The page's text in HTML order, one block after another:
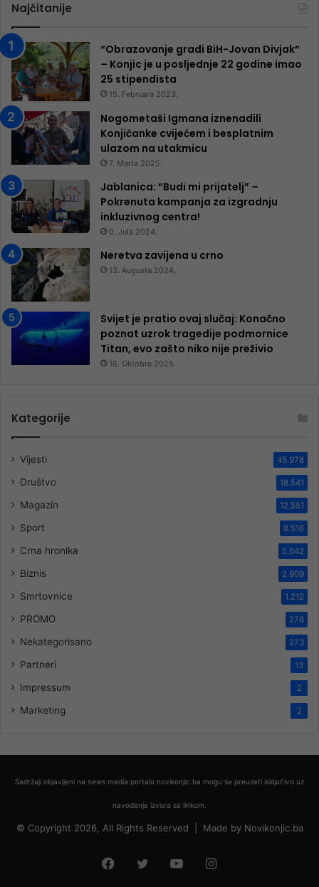
Najčitanije
“Obrazovanje gradi BiH-Jovan Divjak“
– Konjic je u posljednje 22 godine imao
25 ​​stipendista
15. Februara 2023.
Nogometaši Igmana iznenadili
Konjičanke cvijećem i besplatnim
ulazom na utakmicu
7. Marta 2025.
Jablanica: “Budi mi prijatelj” –
Pokrenuta kampanja za izgradnju
inkluzivnog centra!
9. Jula 2024.
Neretva zavijena u crno
13. Augusta 2024.
Svijet je pratio ovaj slučaj: Konačno
poznat uzrok tragedije podmornice
Titan, evo zašto niko nije preživio
16. Oktobra 2025.
Kategorije
Vijesti 45.978
Društvo 18.541
Magazin 12.551
Sport 8.516
Crna hronika 5.042
Biznis 2.909
Smrtovnice 1.212
PROMO 278
Nekategorisano 273
Partneri 13
Impressum 2
Marketing 2
Sadržaji objavljeni na news media portalu novikonjic.ba mogu se preuzeti isključivo uz
navođenje izvora sa linkom.
© Copyright 2026, All Rights Reserved | Made by Novikonjic.ba
Facebook
TwitterYouTubeInstagram